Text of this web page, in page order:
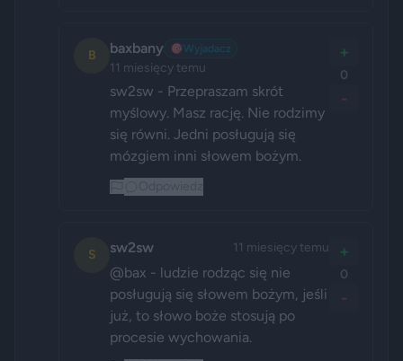
B baxbany 🎯Wyjadacz
11 miesięcy temu
sw2sw - Przepraszam skrót
myślowy. Masz rację. Nie rodzimy
się równi. Jedni posługują się
mózgiem inni słowem bożym.
+
0
-
S sw2sw 11 miesięcy temu
@bax - ludzie rodząc się nie
posługują się słowem bożym, jeśli
już, to słowo boże stosują po
procesie wychowania.
+
0
-